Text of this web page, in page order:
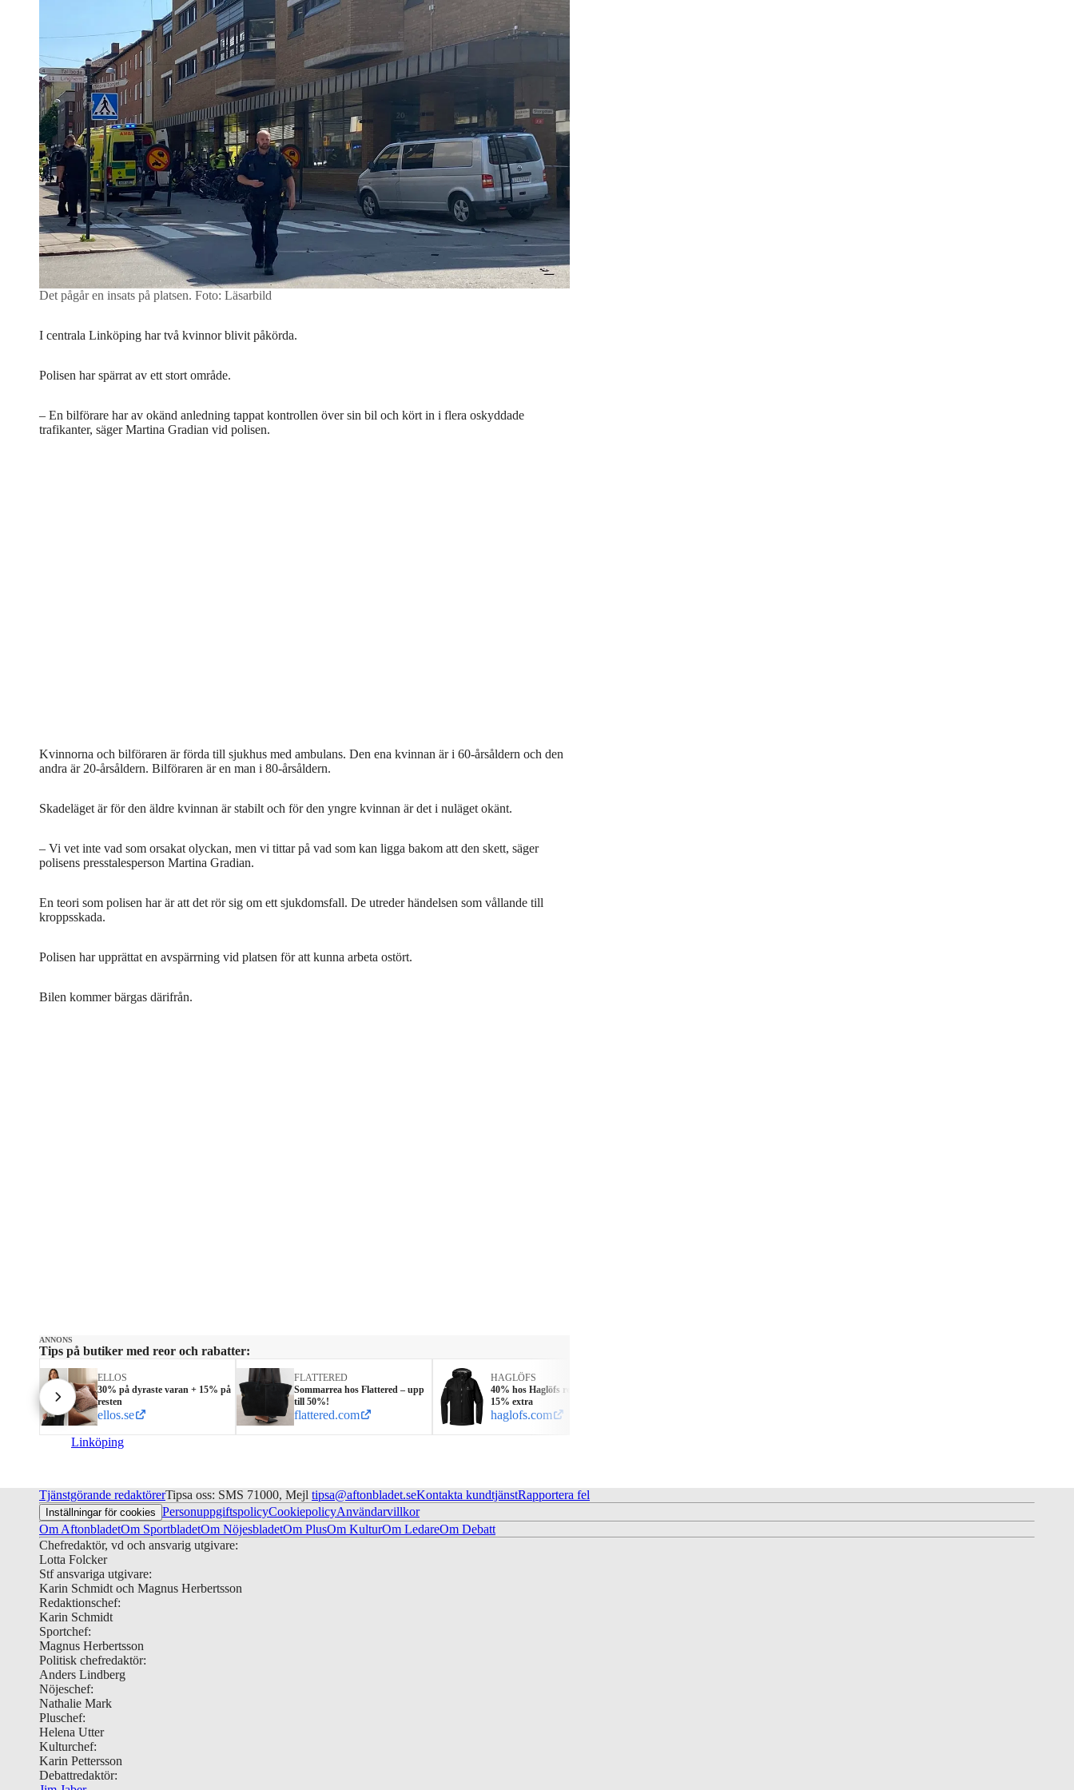
Det pågår en insats på platsen. Foto: Läsarbild
I centrala Linköping har två kvinnor blivit påkörda.
Polisen har spärrat av ett stort område.
– En bilförare har av okänd anledning tappat kontrollen över sin bil och kört in i flera oskyddade
trafikanter, säger Martina Gradian vid polisen.
Kvinnorna och bilföraren är förda till sjukhus med ambulans. Den ena kvinnan är i 60-årsåldern och den
andra är 20-årsåldern. Bilföraren är en man i 80-årsåldern.
Skadeläget är för den äldre kvinnan är stabilt och för den yngre kvinnan är det i nuläget okänt.
– Vi vet inte vad som orsakat olyckan, men vi tittar på vad som kan ligga bakom att den skett, säger
polisens presstalesperson Martina Gradian.
En teori som polisen har är att det rör sig om ett sjukdomsfall. De utreder händelsen som vållande till
kroppsskada.
Polisen har upprättat en avspärrning vid platsen för att kunna arbeta ostört.
Bilen kommer bärgas därifrån.
ANNONS
Tips på butiker med reor och rabatter:
ELLOS
30% på dyraste varan + 15% på
resten
ellos.se
FLATTERED
Sommarrea hos Flattered – upp
till 50%!
flattered.com
HAGLÖFS
40% hos Haglöfs rea – nu även
15% extra
haglofs.com
Linköping
Tjänstgörande redaktörerTipsa oss: SMS 71000, Mejl tipsa@aftonbladet.seKontakta kundtjänstRapportera fel
Inställningar för cookies PersonuppgiftspolicyCookiepolicyAnvändarvillkor
Om AftonbladetOm SportbladetOm NöjesbladetOm PlusOm KulturOm LedareOm Debatt
Chefredaktör, vd och ansvarig utgivare:
Lotta Folcker
Stf ansvariga utgivare:
Karin Schmidt och Magnus Herbertsson
Redaktionschef:
Karin Schmidt
Sportchef:
Magnus Herbertsson
Politisk chefredaktör:
Anders Lindberg
Nöjeschef:
Nathalie Mark
Pluschef:
Helena Utter
Kulturchef:
Karin Pettersson
Debattredaktör: